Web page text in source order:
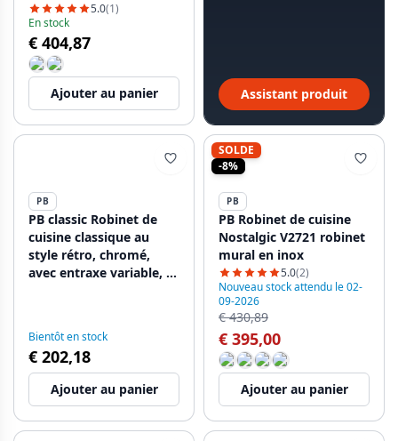
5.0(1)
En stock
€ 404,87
Ajouter au panier Assistant produit
PB
PB classic Robinet de
cuisine classique au
style rétro, chromé,
avec entraxe variable, 2
Bientôt en stock
€ 202,18
Ajouter au panier
SOLDE
-8%
PB
PB Robinet de cuisine
Nostalgic V2721 robinet
mural en inox
5.0(2)
Nouveau stock attendu le 02-
09-2026
€ 430,89
€ 395,00
Ajouter au panier